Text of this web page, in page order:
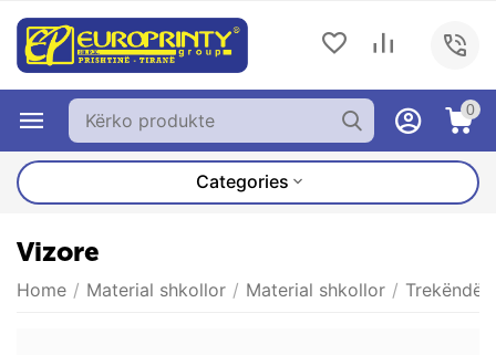
0
Categories
Vizore
Home / Material shkollor / Material shkollor /